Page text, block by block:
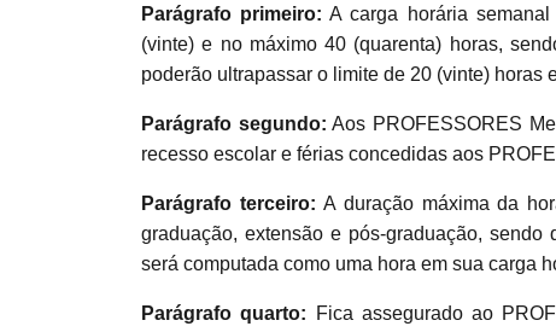
Parágrafo primeiro: A carga horária
(vinte) e no máximo 40 (quarenta) horas,
poderão ultrapassar o limite de 20 (vinte) horas
Parágrafo segundo: Aos PROFESSORES
recesso escolar e férias concedidas aos
Parágrafo terceiro:A duração máxima da
graduação, extensão e pós-graduação,
será computada como uma hora em sua carga
Parágrafo quarto: Fica assegurado ao